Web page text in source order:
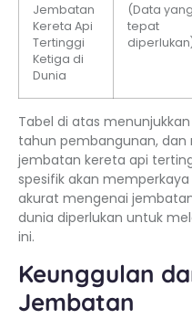
Jembatan
Kereta Api
Tertinggi
Ketiga di
Dunia
(Data yang
tepat
Tabel di atas
tahun pembangunan, dan
jembatan kereta api
spesifik akan
akurat mengenai
dunia diperlukan untuk
ini.
Keunggulan
Jembatan